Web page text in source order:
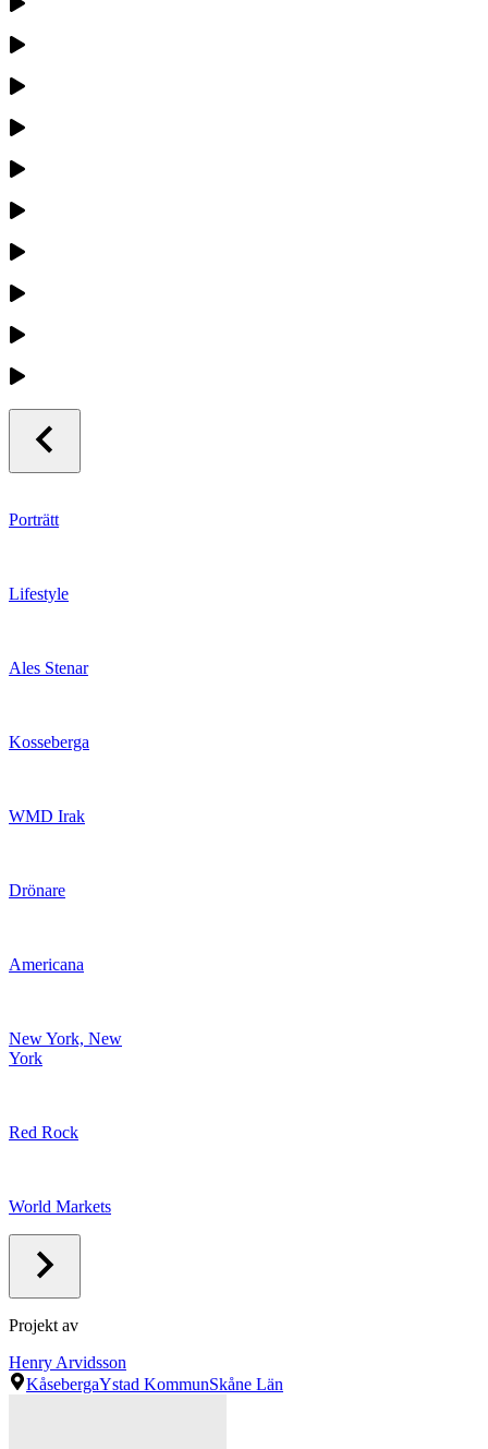
Porträtt
Lifestyle
Ales Stenar
Kosseberga
WMD Irak
Drönare
Americana
New York, New
York
Red Rock
World Markets
Projekt av
Henry Arvidsson
KåsebergaYstad KommunSkåne Län